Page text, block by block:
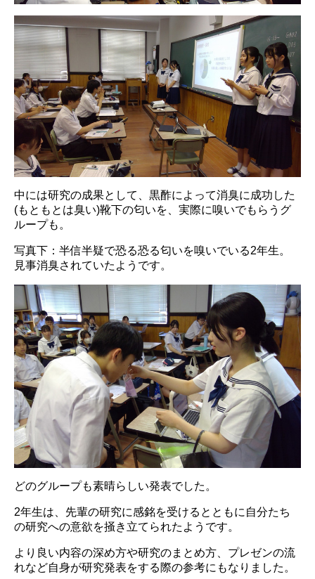
中には研究の成果として、黒酢によって消臭に成功した
(もともとは臭い)靴下の匂いを、実際に嗅いでもらうグ
ループも。
写真下：半信半疑で恐る恐る匂いを嗅いでいる2年生。
見事消臭されていたようです。
どのグループも素晴らしい発表でした。
2年生は、先輩の研究に感銘を受けるとともに自分たち
の研究への意欲を掻き立てられたようです。
より良い内容の深め方や研究のまとめ方、プレゼンの流
れなど自身が研究発表をする際の参考にもなりました。